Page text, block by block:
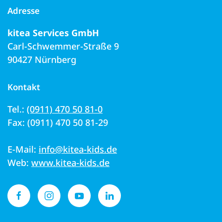
Adresse
kitea Services GmbH
Carl-Schwemmer-Straße 9
90427 Nürnberg
Kontakt
Tel.: (0911) 470 50 81-0
Fax: (0911) 470 50 81-29
E-Mail: info@kitea-kids.de
Web: www.kitea-kids.de